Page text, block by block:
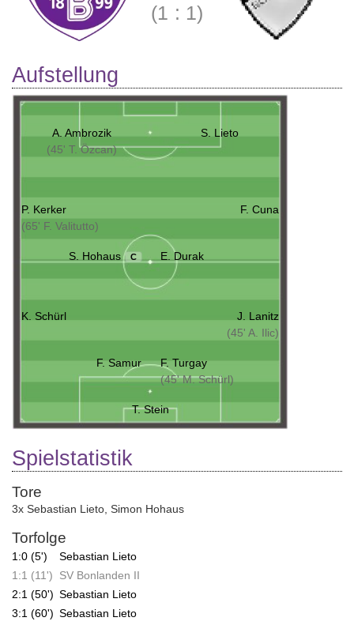
(1 : 1)
Aufstellung
A. Ambrozik
(45' T. Özcan)
S. Lieto
P. Kerker
(65' F. Valitutto)
F. Cuna
S. Hohaus C E. Durak
K. Schürl
J. Lanitz
(45' A. Ilic)
F. Samur
F. Turgay
(45' M. Schürl)
T. Stein
Spielstatistik
Tore
3x Sebastian Lieto Simon Hohaus
Torfolge
1:0 (5')
Sebastian Lieto
1:1 (11')
SV Bonlanden II
2:1 (50') Sebastian Lieto
3:1 (60') Sebastian Lieto